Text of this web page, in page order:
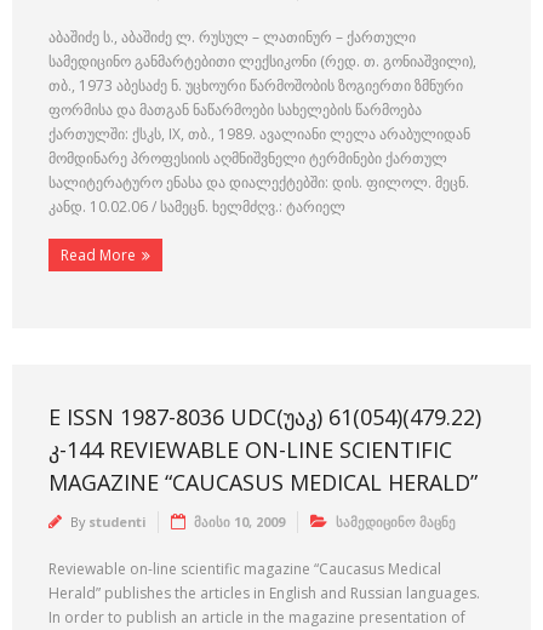
აბაშიძე ს., აბაშიძე ლ. რუსულ – ლათინურ – ქართული
სამედიცინო განმარტებითი ლექსიკონი (რედ. თ. გონიაშვილი),
თბ., 1973 აბესაძე ნ. უცხოური წარმოშობის ზოგიერთი ზმნური
ფორმისა და მათგან ნაწარმოები სახელების წარმოება
ქართულში: ქსკს, IX, თბ., 1989. ავალიანი ლელა არაბულიდან
მომდინარე პროფესიის აღმნიშვნელი ტერმინები ქართულ
სალიტერატურო ენასა და დიალექტებში: დის. ფილოლ. მეცნ.
კანდ. 10.02.06 / სამეცნ. ხელმძღვ.: ტარიელ
Read More
E ISSN 1987-8036 UDC(ᲣᲐᲙ) 61(054)(479.22)
Კ-144 REVIEWABLE ON-LINE SCIENTIFIC
MAGAZINE “CAUCASUS MEDICAL HERALD”
By studenti მაისი 10, 2009 სამედიცინო მაცნე
Reviewable on-line scientific magazine “Caucasus Medical
Herald” publishes the articles in English and Russian languages.
In order to publish an article in the magazine presentation of